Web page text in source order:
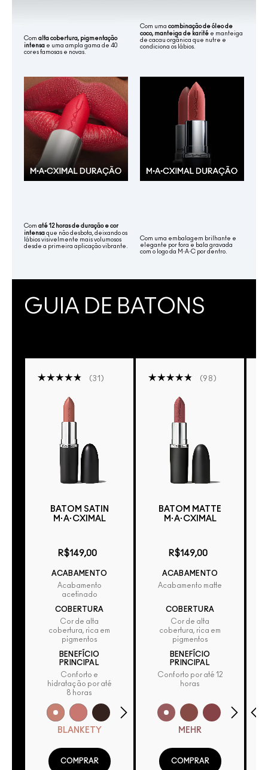
Com alta cobertura, pigmentação
intensa e uma ampla gama de 40
cores famosas e novas.
Com uma combinação de óleo de
coco, manteiga de karité e manteiga
de cacau orgânica que nutre e
condiciona os lábios.
Com até 12 horas de duração e cor
intensa que não desbota, deixando os
lábios visivelmente mais volumosos
desde a primeira aplicação vibrante.
Com uma embalagem brilhante e
elegante por fora e bala gravada
com o logo da M·A·C por dentro.
GUIA DE BATONS
31
BATOM SATIN
M·A·CXIMAL
R$149,00
ACABAMENTO
Acabamento
acetinado
COBERTURA
Cor de alta
cobertura, rica em
pigmentos
BENEFÍCIO
PRINCIPAL
Conforto e
hidratação por até
8 horas
BLANKETY
COMPRAR
98
BATOM MATTE
M·A·CXIMAL
R$149,00
ACABAMENTO
Acabamento matte
COBERTURA
Cor de alta
cobertura, rica em
pigmentos
BENEFÍCIO
PRINCIPAL
Conforto por até 12
horas
MEHR
COMPRAR